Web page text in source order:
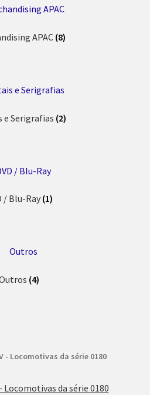
APAC (8)
e Serigrafias (2)
/ Blu-Ray (1)
(4)
da série 0180